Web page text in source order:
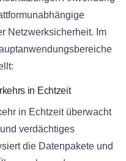
Netzwerksicherheit. Im
in Echtzeit
in Echtzeit überwacht
verdächtiges
die Datenpakete und